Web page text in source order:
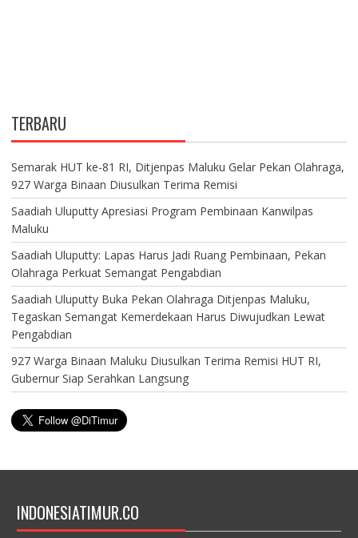
TERBARU
Semarak HUT ke-81 RI, Ditjenpas Maluku Gelar Pekan Olahraga,
927 Warga Binaan Diusulkan Terima Remisi
Saadiah Uluputty Apresiasi Program Pembinaan Kanwilpas
Maluku
Saadiah Uluputty: Lapas Harus Jadi Ruang Pembinaan, Pekan
Olahraga Perkuat Semangat Pengabdian
Saadiah Uluputty Buka Pekan Olahraga Ditjenpas Maluku,
Tegaskan Semangat Kemerdekaan Harus Diwujudkan Lewat
Pengabdian
927 Warga Binaan Maluku Diusulkan Terima Remisi HUT RI,
Gubernur Siap Serahkan Langsung
INDONESIATIMUR.CO